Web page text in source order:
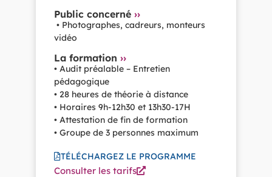
Public concerné ››
• Photographes, cadreurs, monteurs
vidéo
La formation ››
• Audit préalable – Entretien
pédagogique
• 28 heures de théorie à distance
• Horaires 9h-12h30 et 13h30-17H
• Attestation de fin de formation
• Groupe de 3 personnes maximum
TÉLÉCHARGEZ LE PROGRAMME
Consulter les tarifs